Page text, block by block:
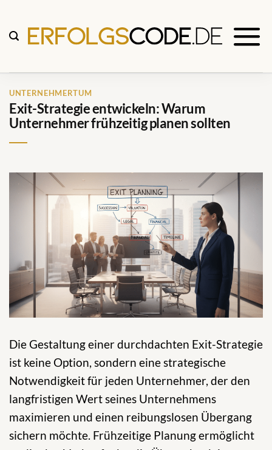
Inhalt
springen
UNTERNEHMERTUM
Exit-Strategie entwickeln: Warum
Unternehmer frühzeitig planen sollten
Die Gestaltung einer durchdachten Exit-Strategie
ist keine Option, sondern eine strategische
Notwendigkeit für jeden Unternehmer, der den
langfristigen Wert seines Unternehmens
maximieren und einen reibungslosen Übergang
sichern möchte. Frühzeitige Planung ermöglicht